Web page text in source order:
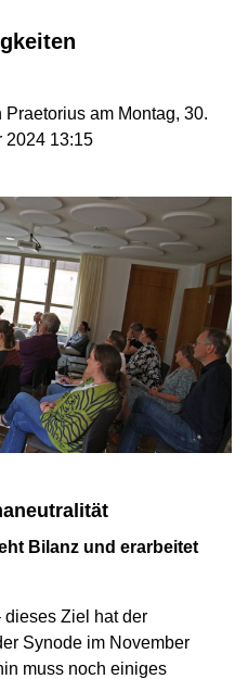
am Montag, 30.
2024 13:15
Bilanz und erarbeitet
dieses Ziel hat der
Synode im November
muss noch einiges